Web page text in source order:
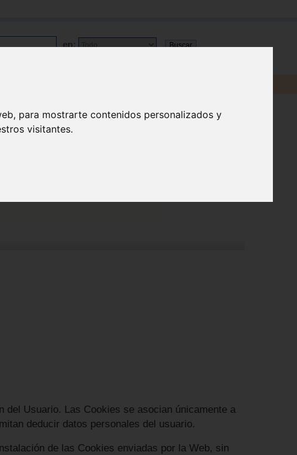
para mostrarte contenidos personalizados y
visitantes.
en:
Usuario. Las Cookies se asocian únicamente a
deducir datos personales del usuario.
de las Cookies enviadas por la Web, sin